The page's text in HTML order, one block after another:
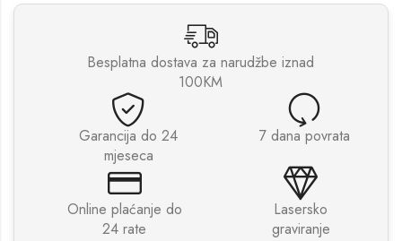
Besplatna dostava za narudžbe iznad
100KM
Garancija do 24
mjeseca
7 dana povrata
Online plaćanje do
24 rate
Lasersko
graviranje